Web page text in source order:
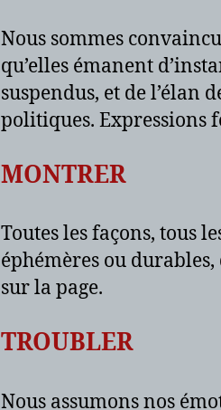
Nous sommes
qu’elles émanent
suspendus, et de l’élan
politiques. Expressions
MONTRER
Toutes les façons, tous
éphémères ou
sur la page.
TROUBLER
Nous assumons nos